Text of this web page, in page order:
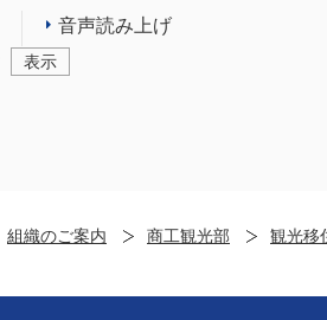
音声読み上げ
表示
組織のご案内 商工観光部
観光移